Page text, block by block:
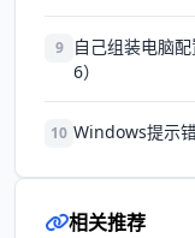
9
自己组装电脑
6）
10 Windows提示
相关推荐